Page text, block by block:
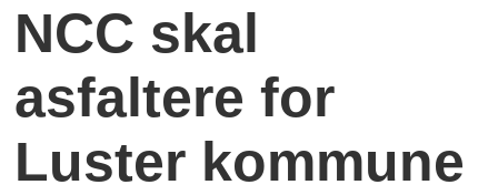
NCC skal
asfaltere for
Luster kommune